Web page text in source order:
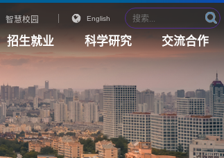
智慧校园 English
招生就业 科学研究 交流合作